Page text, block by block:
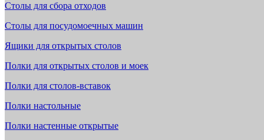
Столы для сбора отходов
Столы для посудомоечных машин
Ящики для открытых столов
Полки для открытых столов и моек
Полки для столов-вставок
Полки настольные
Полки настенные открытые